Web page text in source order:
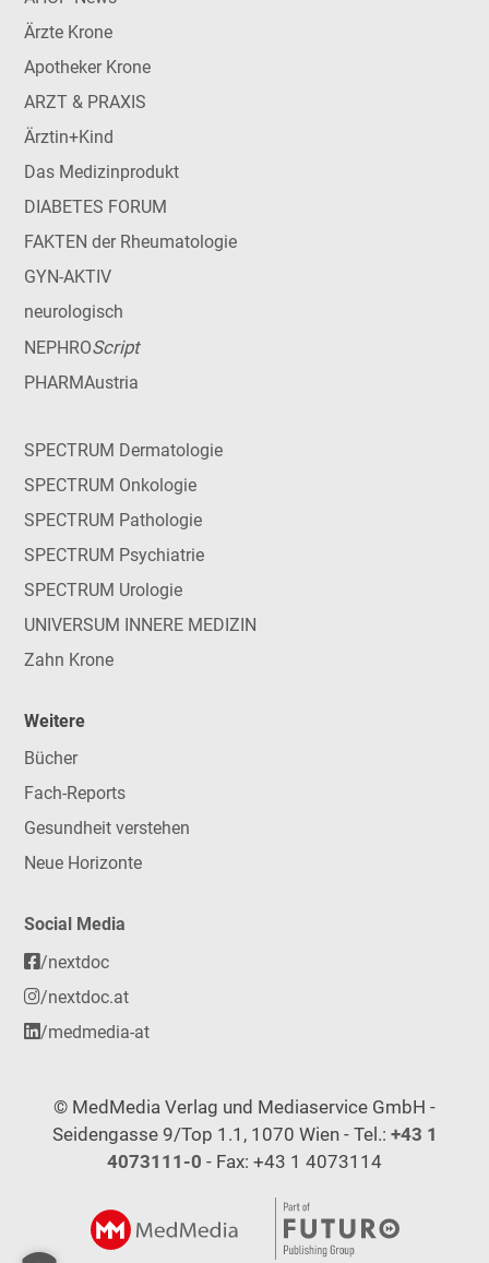
Ärzte Krone
Apotheker Krone
ARZT & PRAXIS
Ärztin+Kind
Das Medizinprodukt
DIABETES FORUM
FAKTEN der Rheumatologie
GYN-AKTIV
neurologisch
NEPHROScript
PHARMAustria
SPECTRUM Dermatologie
SPECTRUM Onkologie
SPECTRUM Pathologie
SPECTRUM Psychiatrie
SPECTRUM Urologie
UNIVERSUM INNERE MEDIZIN
Zahn Krone
Weitere
Bücher
Fach-Reports
Gesundheit verstehen
Neue Horizonte
Social Media
/nextdoc
/nextdoc.at
/medmedia-at
© MedMedia Verlag und Mediaservice GmbH -
Seidengasse 9/Top 1.1, 1070 Wien - Tel.: +43 1
4073111-0 - Fax: +43 1 4073114